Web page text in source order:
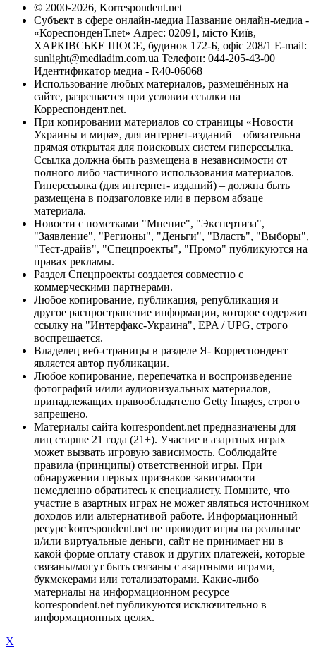
© 2000-2026, Korrespondent.net
Субъект в сфере онлайн-медиа Название онлайн-медиа -
«КореспонденТ.net» Адрес: 02091, місто Київ,
ХАРКІВСЬКЕ ШОСЕ, будинок 172-Б, офіс 208/1 E-mail:
sunlight@mediadim.com.ua Телефон: 044-205-43-00
Идентификатор медиа - R40-06068
Использование любых материалов, размещённых на
сайте, разрешается при условии ссылки на
Корреспондент.net.
При копировании материалов со страницы «Новости
Украины и мира», для интернет-изданий – обязательна
прямая открытая для поисковых систем гиперссылка.
Ссылка должна быть размещена в независимости от
полного либо частичного использования материалов.
Гиперссылка (для интернет- изданий) – должна быть
размещена в подзаголовке или в первом абзаце
материала.
Новости с пометками "Мнение", "Экспертиза",
"Заявление", "Регионы", "Деньги", "Власть", "Выборы",
"Тест-драйв", "Спецпроекты", "Промо" публикуются на
правах рекламы.
Раздел Спецпроекты создается совместно с
коммерческими партнерами.
Любое копирование, публикация, републикация и
другое распространение информации, которое содержит
ссылку на "Интерфакс-Украина", EPA / UPG, строго
воспрещается.
Владелец веб-страницы в разделе Я- Корреспондент
является автор публикации.
Любое копирование, перепечатка и воспроизведение
фотографий и/или аудиовизуальных материалов,
принадлежащих правообладателю Getty Images, строго
запрещено.
Материалы сайта korrespondent.net предназначены для
лиц старше 21 года (21+). Участие в азартных играх
может вызвать игровую зависимость. Соблюдайте
правила (принципы) ответственной игры. При
обнаружении первых признаков зависимости
немедленно обратитесь к специалисту. Помните, что
участие в азартных играх не может являться источником
доходов или альтернативой работе. Информационный
ресурс korrespondent.net не проводит игры на реальные
и/или виртуальные деньги, сайт не принимает ни в
какой форме оплату ставок и других платежей, которые
связаны/могут быть связаны с азартными играми,
букмекерами или тотализаторами. Какие-либо
материалы на информационном ресурсе
korrespondent.net публикуются исключительно в
информационных целях.
X